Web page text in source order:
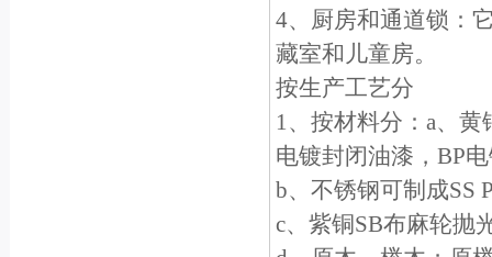
4、厨房和通道锁：
藏室和儿童房。
按生产工艺分
1、按材料分：a、
电镀封闭油漆，BP
b、不锈钢可制成SS
c、紫铜SB布麻轮抛